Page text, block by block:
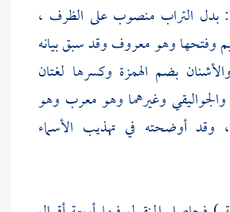
التراب منصوب على الظرف ،
وفتحها وهو معروف وقد سبق بيانه
بضم الهمزة وكسرها لغتان
والجواليقي وغيرهما وهو معرب وهو
وقد أوضحته في تهذيب الأسماء